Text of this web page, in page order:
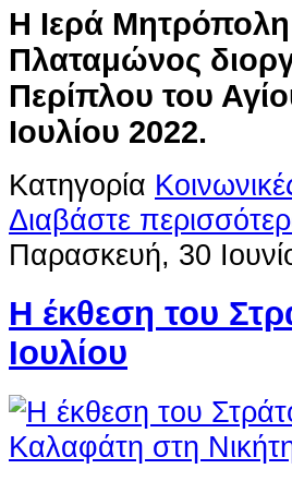
Η Ιερά Μητρόπολη
Πλαταμώνος
Περίπλου του
Ιουλίου 2022.
Κατηγορία
Διαβάστε
Παρασκευή, 30
Η έκθεση του
Ιουλίου